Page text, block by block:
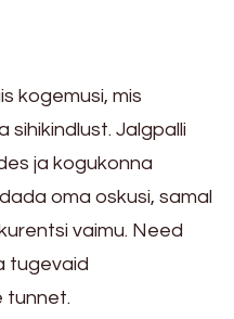
kogemusi, mis
sihikindlust. Jalgpalli
ja kogukonna
oma oskusi, samal
vaimu. Need
tugevaid
tunnet.